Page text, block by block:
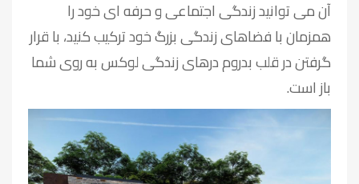
آن می توانید زندگی اجتماعی و حرفه ای خود را
همزمان با فضاهای زندگی بزرگ خود ترکیب کنید، با قرار
گرفتن در قلب بدروم درهای زندگی لوکس به روی شما
باز است.